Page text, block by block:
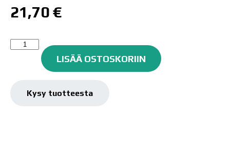
21,70 €
Mack
Liner,
LISÄÄ OSTOSKORIIN
Kysy tuotteesta